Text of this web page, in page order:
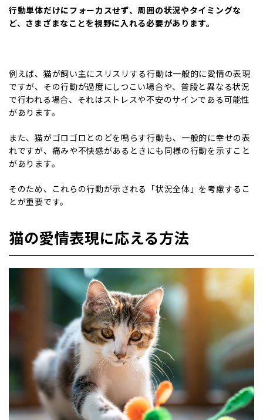
行動単体だけにフォーカスせず、周囲の状況やタイミングな
ど、さまざまなことを視野に入れる必要があります。
例えば、猫が飼い主にスリスリする行動は一般的に愛情の表現
ですが、その行動が過度にしつこい場合や、普段と異なる状況
で行われる場合、それはストレスや不安のサインである可能性
があります。
また、猫がゴロゴロとのどを鳴らす行動も、一般的に幸せの表
れですが、痛みや不快感があるときにも同様の行動を示すこと
があります。
そのため、これらの行動が示される「状況全体」を考慮するこ
とが重要です。
猫の愛情表現に応える方法